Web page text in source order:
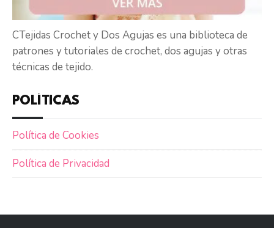
CTejidas Crochet y Dos Agujas es una biblioteca de
patrones y tutoriales de crochet, dos agujas y otras
técnicas de tejido.
POLÍTICAS
Política de Cookies
Política de Privacidad